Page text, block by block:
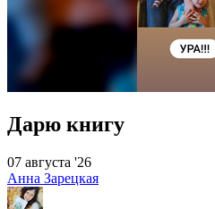
Дарю книгу
07 августа '26
Анна Зарецкая